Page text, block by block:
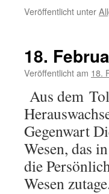
Veröffentlicht unter
18.
Veröffentlicht am 18.
Aus dem
Gegenwart
Wesen, das
die
Wesen